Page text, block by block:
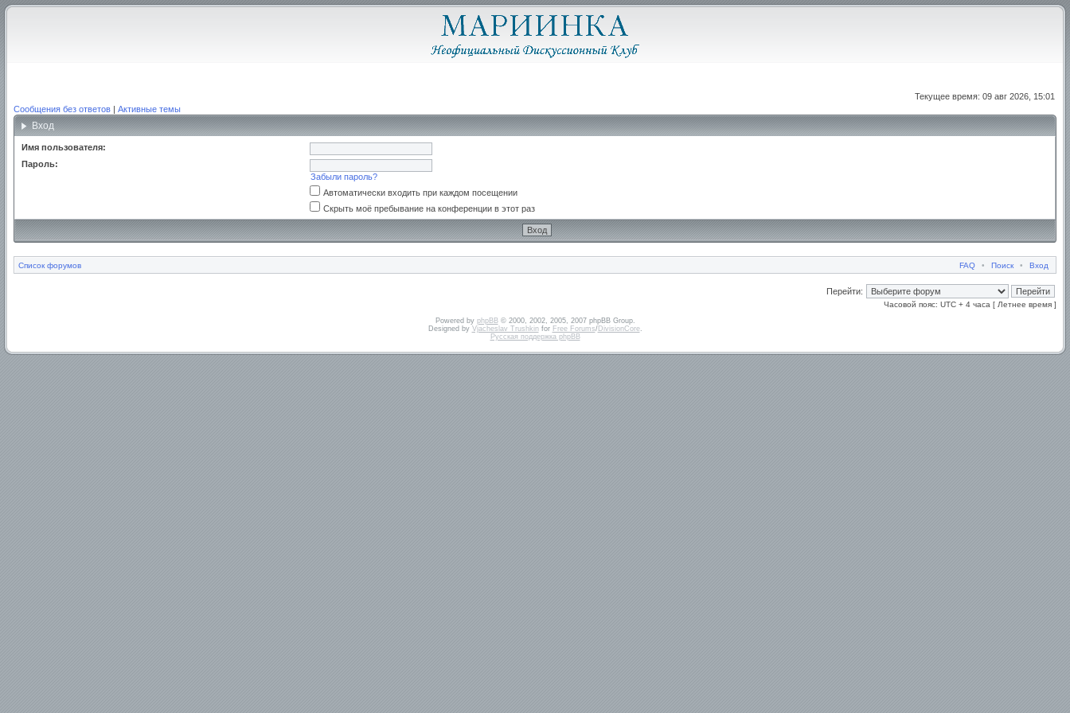
Текущее время: 09 авг 2026, 15:01
Сообщения без ответов | Активные темы
Вход
Имя пользователя:
Пароль:
Забыли пароль?
Автоматически входить при каждом посещении
Скрыть моё пребывание на конференции в этот раз
Список форумов FAQ • Поиск • Вход
Перейти:
Часовой пояс: UTC + 4 часа [ Летнее время ]
Powered by phpBB© 2000, 2002, 2005, 2007 phpBB Group.
Designed by Vjacheslav Trushkinfor Free Forums/DivisionCore.
Русская поддержка phpBB